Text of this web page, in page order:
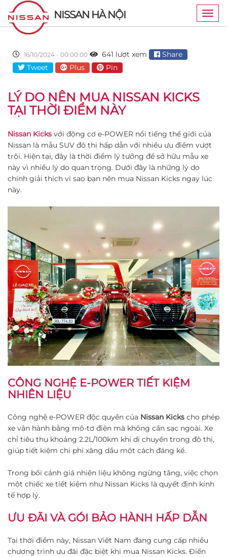
NISSAN HÀ NỘI
16/10/2024 - 00:00:00 641 lượt xem
Share
Tweet
Plus Pin
LÝ DO NÊN MUA NISSAN KICKS
TẠI THỜI ĐIỂM NÀY
Nissan Kicks với động cơ e-POWER nổi tiếng thế giới của
Nissan là mẫu SUV đô thị hấp dẫn với nhiều ưu điểm vượt
trội. Hiện tại, đây là thời điểm lý tưởng để sở hữu mẫu xe
này vì nhiều lý do quan trọng. Dưới đây là những lý do
chính giải thích vì sao bạn nên mua Nissan Kicks ngay lúc
này.
CÔNG NGHỆ E-POWER TIẾT KIỆM
NHIÊN LIỆU
Công nghệ e-POWER độc quyền của Nissan Kicks cho phép
xe vận hành bằng mô-tơ điện mà không cần sạc ngoài. Xe
chỉ tiêu thụ khoảng 2.2L/100km khi di chuyển trong đô thị,
giúp tiết kiệm chi phí xăng dầu một cách đáng kể​.
Trong bối cảnh giá nhiên liệu không ngừng tăng, việc chọn
một chiếc xe tiết kiệm như Nissan Kicks là quyết định kinh
tế hợp lý.
ƯU ĐÃI VÀ GÓI BẢO HÀNH HẤP DẪN
Tại thời điểm này, Nissan Việt Nam đang cung cấp nhiều
chương trình ưu đãi đặc biệt khi mua Nissan Kicks. Điển